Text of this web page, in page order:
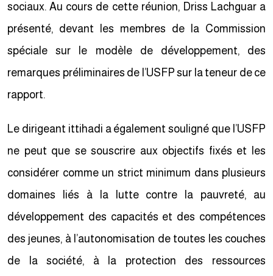
sociaux. Au cours de cette réunion, Driss Lachguar a
présenté, devant les membres de la Commission
spéciale sur le modèle de développement, des
remarques préliminaires de l’USFP sur la teneur de ce
rapport.
Le dirigeant ittihadi a également souligné que l’USFP
ne peut que se souscrire aux objectifs fixés et les
considérer comme un strict minimum dans plusieurs
domaines liés à la lutte contre la pauvreté, au
développement des capacités et des compétences
des jeunes, à l’autonomisation de toutes les couches
de la société, à la protection des ressources